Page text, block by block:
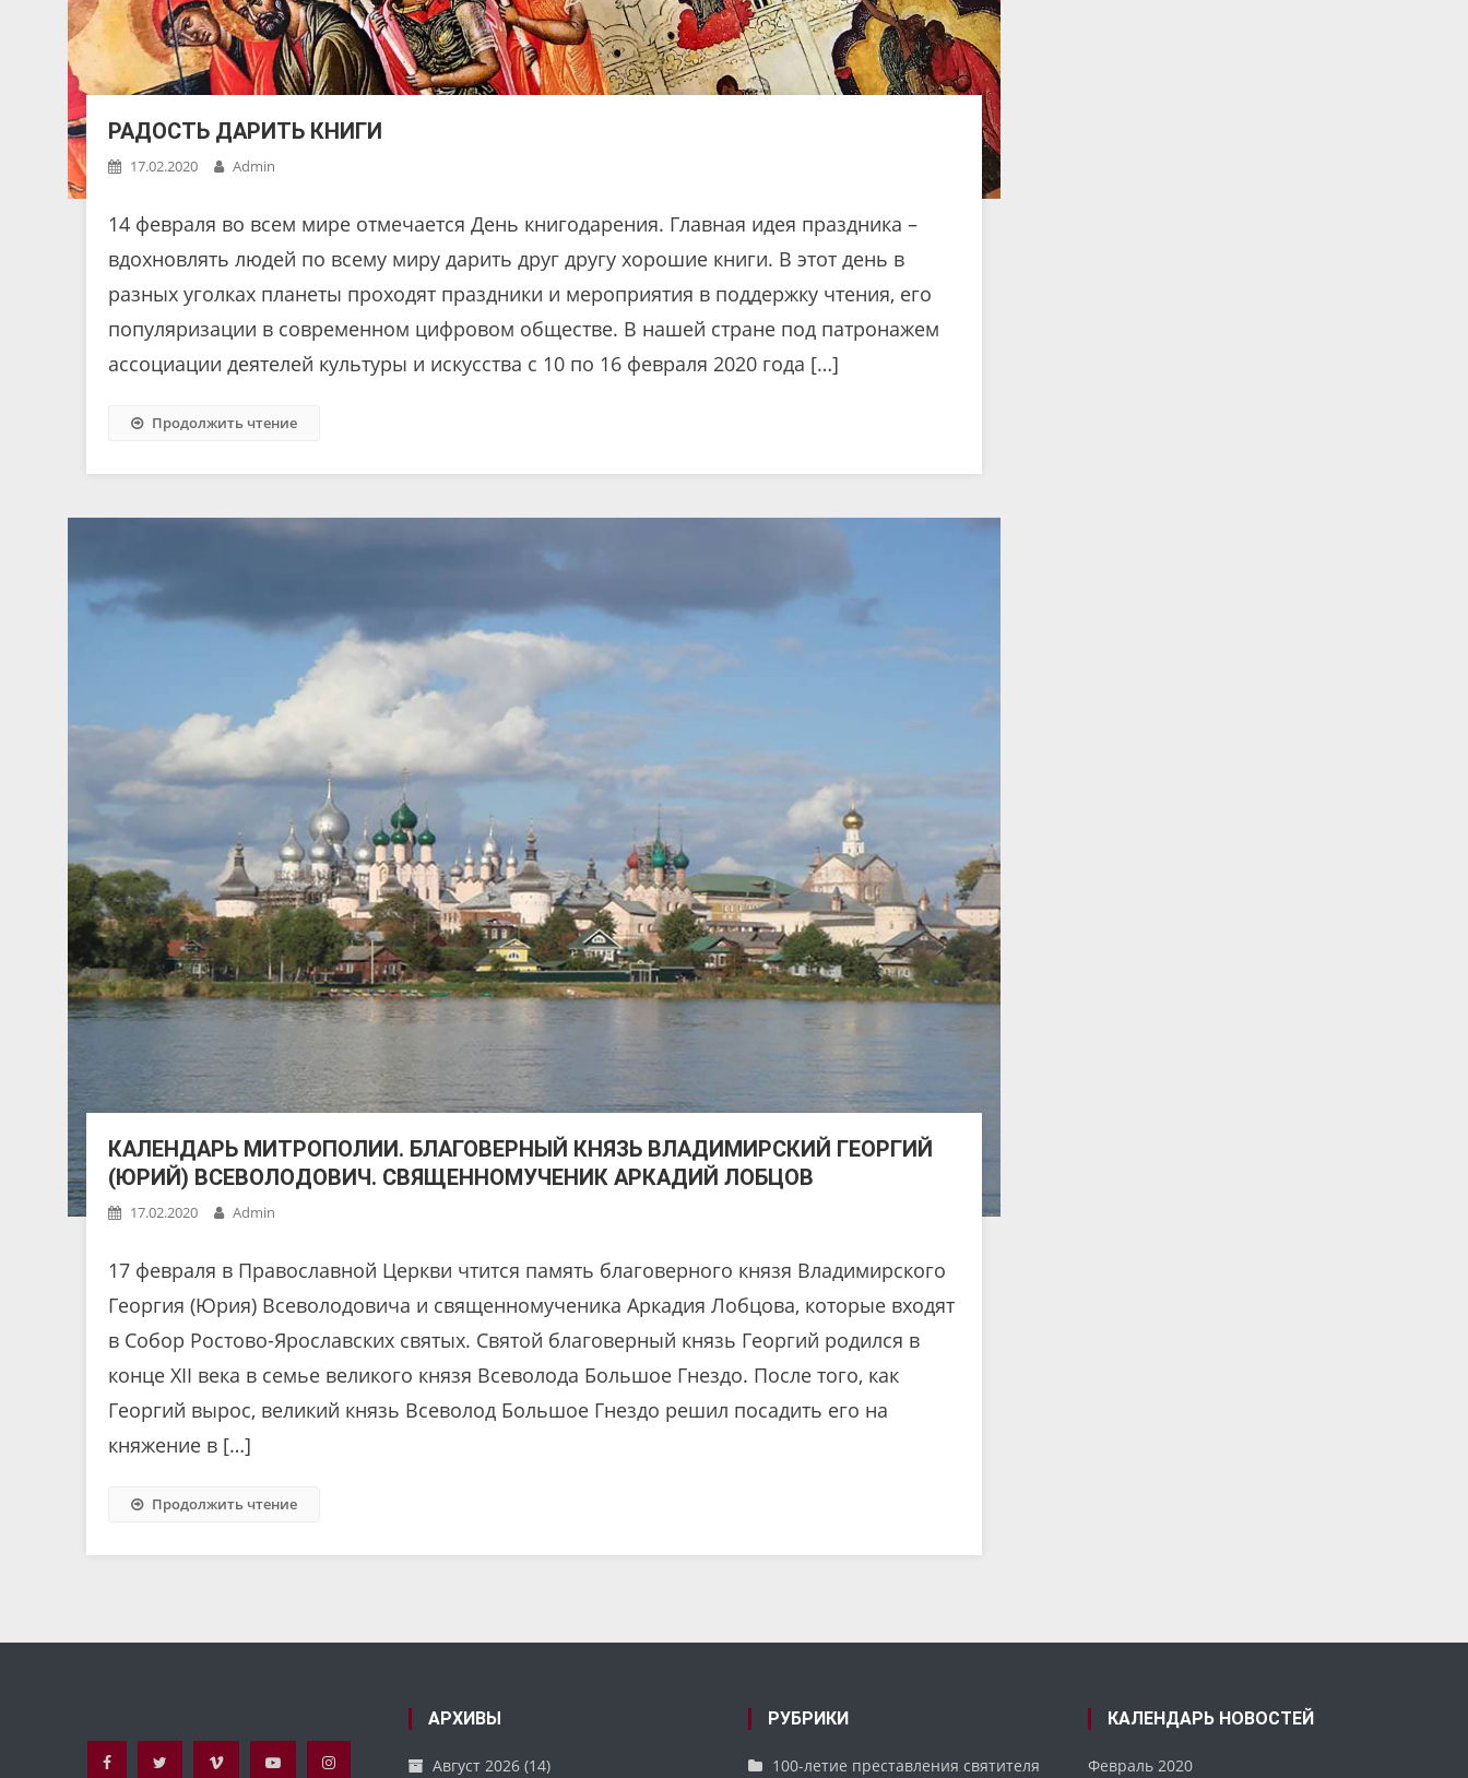
РАДОСТЬ ДАРИТЬ КНИГИ
17.02.2020 Admin
14 февраля во всем мире отмечается День книгодарения. Главная идея праздника –
вдохновлять людей по всему миру дарить друг другу хорошие книги. В этот день в
разных уголках планеты проходят праздники и мероприятия в поддержку чтения, его
популяризации в современном цифровом обществе. В нашей стране под патронажем
ассоциации деятелей культуры и искусства с 10 по 16 февраля 2020 года […]
Продолжить чтение
КАЛЕНДАРЬ МИТРОПОЛИИ. БЛАГОВЕРНЫЙ КНЯЗЬ ВЛАДИМИРСКИЙ ГЕОРГИЙ
(ЮРИЙ) ВСЕВОЛОДОВИЧ. СВЯЩЕННОМУЧЕНИК АРКАДИЙ ЛОБЦОВ
17.02.2020 Admin
17 февраля в Православной Церкви чтится память благоверного князя Владимирского
Георгия (Юрия) Всеволодовича и священномученика Аркадия Лобцова, которые входят
в Собор Ростово-Ярославских святых. Святой благоверный князь Георгий родился в
конце XII века в семье великого князя Всеволода Большое Гнездо. После того, как
Георгий вырос, великий князь Всеволод Большое Гнездо решил посадить его на
княжение в […]
Продолжить чтение
АРХИВЫ
Август 2026(14)
РУБРИКИ
100-летие преставления святителя
КАЛЕНДАРЬ НОВОСТЕЙ
Февраль 2020